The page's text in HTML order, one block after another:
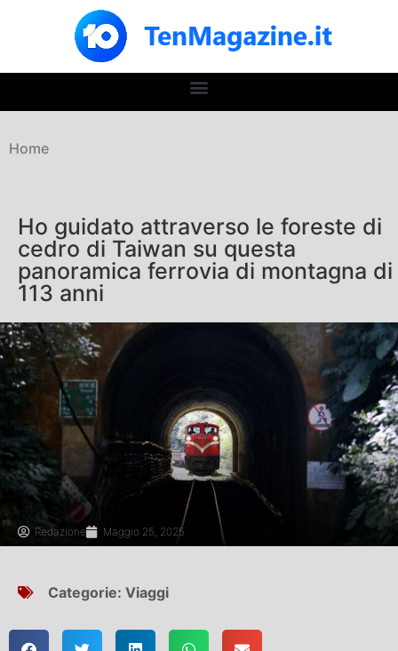
Home
Ho guidato attraverso le foreste di
cedro di Taiwan su questa
panoramica ferrovia di montagna di
113 anni
Redazione Maggio 25, 2025
Categorie: Viaggi